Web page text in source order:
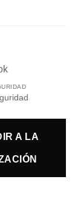
A LA